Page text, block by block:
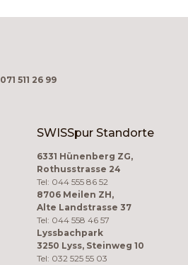
071 511 26 99
SWISSpur Standorte
6331 Hünenberg ZG,
Rothusstrasse 24
Tel: 044 555 86 52
8706 Meilen ZH,
Alte Landstrasse 37
Tel: 044 558 46 57
Lyssbachpark
3250 Lyss, Steinweg 10
Tel: 032 525 55 03